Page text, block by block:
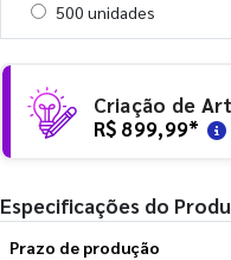
Selecionar 500 unidades
500 unidades
Criação de
R$ 899,99*
Especificações do
Prazo de produção